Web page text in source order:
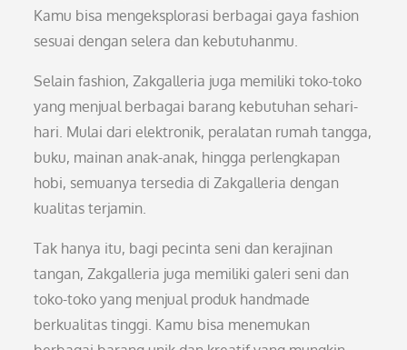
Kamu bisa mengeksplorasi berbagai gaya fashion
sesuai dengan selera dan kebutuhanmu.
Selain fashion, Zakgalleria juga memiliki toko-toko
yang menjual berbagai barang kebutuhan sehari-
hari. Mulai dari elektronik, peralatan rumah tangga,
buku, mainan anak-anak, hingga perlengkapan
hobi, semuanya tersedia di Zakgalleria dengan
kualitas terjamin.
Tak hanya itu, bagi pecinta seni dan kerajinan
tangan, Zakgalleria juga memiliki galeri seni dan
toko-toko yang menjual produk handmade
berkualitas tinggi. Kamu bisa menemukan